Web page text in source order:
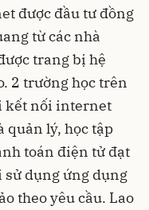
được đầu tư đồng
từ các nhà
trang bị hệ
2 trường học trên
kết nối internet
quản lý, học tập
toán điện tử đạt
sử dụng ứng dụng
theo yêu cầu. Lao